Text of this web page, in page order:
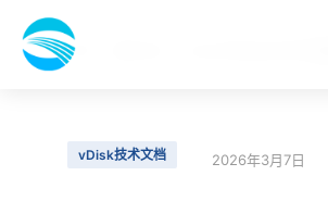
首页 Linux/VMware/KVM
vDisk技术文档 2026年3月7日